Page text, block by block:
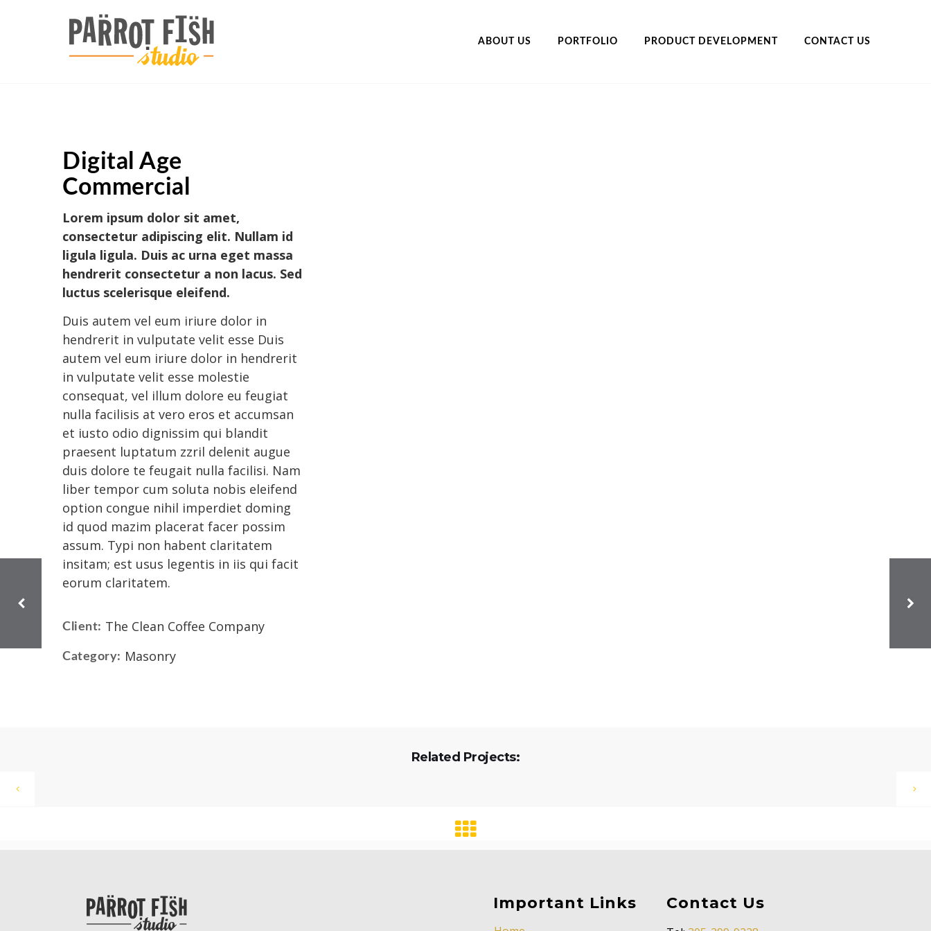
ABOUT US PORTFOLIO PRODUCT DEVELOPMENT CONTACT US
Digital Age
Commercial
Lorem ipsum dolor sit amet,
consectetur adipiscing elit. Nullam id
ligula ligula. Duis ac urna eget massa
hendrerit consectetur a non lacus. Sed
luctus scelerisque eleifend.
Duis autem vel eum iriure dolor in
hendrerit in vulputate velit esse Duis
autem vel eum iriure dolor in hendrerit
in vulputate velit esse molestie
consequat, vel illum dolore eu feugiat
nulla facilisis at vero eros et accumsan
et iusto odio dignissim qui blandit
praesent luptatum zzril delenit augue
duis dolore te feugait nulla facilisi. Nam
liber tempor cum soluta nobis eleifend
option congue nihil imperdiet doming
id quod mazim placerat facer possim
assum. Typi non habent claritatem
insitam; est usus legentis in iis qui facit
eorum claritatem.
Client: The Clean Coffee Company
Category: Masonry
Related Projects:
Important Links Contact Us